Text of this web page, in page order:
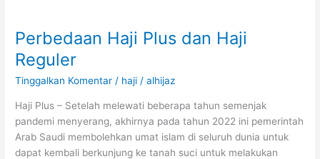
Perbedaan Haji Plus dan Haji
Reguler
Tinggalkan Komentar / haji /alhijaz
Haji Plus – Setelah melewati beberapa tahun semenjak
pandemi menyerang, akhirnya pada tahun 2022 ini pemerintah
Arab Saudi membolehkan umat islam di seluruh dunia untuk
dapat kembali berkunjung ke tanah suci untuk melakukan
Perbedaan
Haji
Plus
dan
Reguler